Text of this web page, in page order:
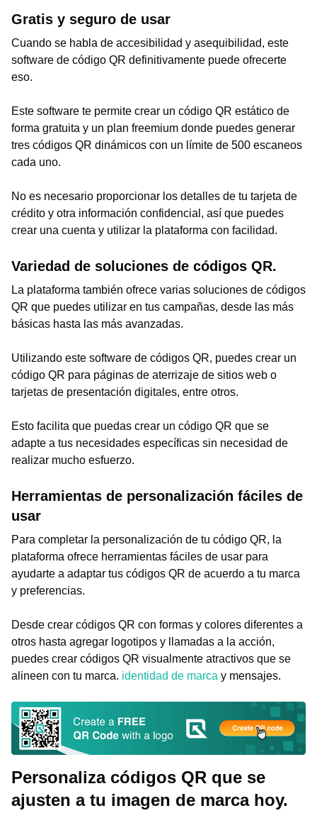
Gratis y seguro de usar
Cuando se habla de accesibilidad y asequibilidad, este
software de código QR definitivamente puede ofrecerte
eso.
Este software te permite crear un código QR estático de
forma gratuita y un plan freemium donde puedes generar
tres códigos QR dinámicos con un límite de 500 escaneos
cada uno.
No es necesario proporcionar los detalles de tu tarjeta de
crédito y otra información confidencial, así que puedes
crear una cuenta y utilizar la plataforma con facilidad.
Variedad de soluciones de códigos QR.
La plataforma también ofrece varias soluciones de códigos
QR que puedes utilizar en tus campañas, desde las más
básicas hasta las más avanzadas.
Utilizando este software de códigos QR, puedes crear un
código QR para páginas de aterrizaje de sitios web o
tarjetas de presentación digitales, entre otros.
Esto facilita que puedas crear un código QR que se
adapte a tus necesidades específicas sin necesidad de
realizar mucho esfuerzo.
Herramientas de personalización fáciles de
usar
Para completar la personalización de tu código QR, la
plataforma ofrece herramientas fáciles de usar para
ayudarte a adaptar tus códigos QR de acuerdo a tu marca
y preferencias.
Desde crear códigos QR con formas y colores diferentes a
otros hasta agregar logotipos y llamadas a la acción,
puedes crear códigos QR visualmente atractivos que se
alineen con tu marca. identidad de marca y mensajes.
Personaliza códigos QR que se
ajusten a tu imagen de marca hoy.